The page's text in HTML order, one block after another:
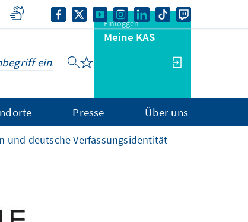
Einloggen
Meine KAS
Presse Über uns
und deutsche Verfassungsidentität